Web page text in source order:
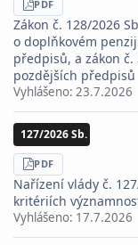
STÁHNOUT
PDF
Zákon č. 128/2026
o doplňkovém
předpisů, a zákon
pozdějších předpisů
Vyhlášeno: 23.7.2026
127/2026 Sb.
STÁHNOUT
PDF
Nařízení vlády č.
kritériích
Vyhlášeno: 17.7.2026